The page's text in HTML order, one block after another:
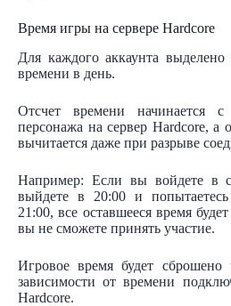
Время игры на сервере Hardcore
Для каждого аккаунта выделено
времени в день.
Отсчет времени начинается
персонажа на сервер Hardcore, а
вычитается даже при разрыве
Например: Если вы войдете в
выйдете в 20:00 и
21:00, все оставшееся время
вы не сможете принять участие.
Игровое время будет сброшено
зависимости от времени
Hardcore.